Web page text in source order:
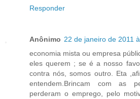
Responder
Anônimo 22 de janeiro de 2011
economia mista ou empresa
eles querem ; se é a nosso
contra nós, somos outro. Eta
entendem.Brincam com as
perderam o emprego, pelo